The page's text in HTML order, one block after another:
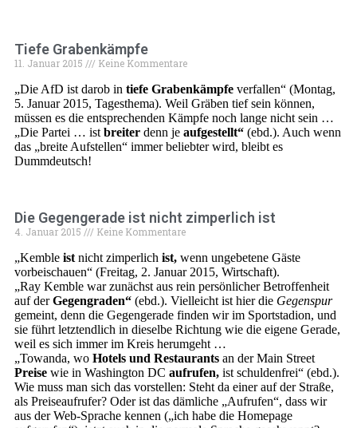
Tiefe Grabenkämpfe
11. Januar 2015 Keine Kommentare
„Die AfD ist darob in tiefe Grabenkämpfe verfallen“ (Montag,
5. Januar 2015, Tagesthema). Weil Gräben tief sein können,
müssen es die entsprechenden Kämpfe noch lange nicht sein …
„Die Partei … ist breiter denn je aufgestellt“ (ebd.). Auch wenn
das „breite Aufstellen“ immer beliebter wird, bleibt es
Dummdeutsch!
Die Gegengerade ist nicht zimperlich ist
4. Januar 2015 Keine Kommentare
„Kemble ist nicht zimperlich ist, wenn ungebetene Gäste
vorbeischauen“ (Freitag, 2. Januar 2015, Wirtschaft).
„Ray Kemble war zunächst aus rein persönlicher Betroffenheit
auf derGegengraden“ (ebd.). Vielleicht ist hier die Gegenspur
gemeint, denn die Gegengerade finden wir im Sportstadion, und
sie führt letztendlich in dieselbe Richtung wie die eigene Gerade,
weil es sich immer im Kreis herumgeht …
„Towanda, wo Hotels und Restaurants an der Main Street
Preise wie in Washington DC aufrufen, ist schuldenfrei“ (ebd.).
Wie muss man sich das vorstellen: Steht da einer auf der Straße,
als Preiseaufrufer? Oder ist das dämliche „Aufrufen“, dass wir
aus der Web-Sprache kennen („ich habe die Homepage